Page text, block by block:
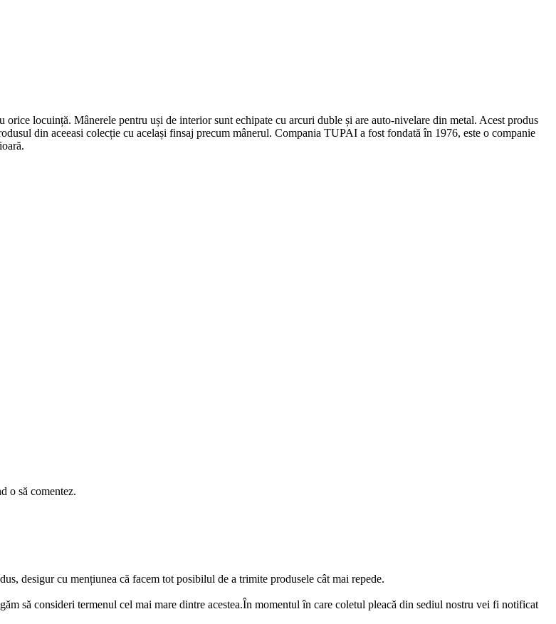
locuință. Mânerele pentru uși de interior sunt echipate cu arcuri duble și are auto-nivelare din metal. Acest produs
din aceeasi colecție cu același finsaj precum mânerul. Compania TUPAI a fost fondată în 1976, este o companie
o să comentez.
desigur cu mențiunea că facem tot posibilul de a trimite produsele cât mai repede.
să consideri termenul cel mai mare dintre acestea.În momentul în care coletul pleacă din sediul nostru vei fi notificat